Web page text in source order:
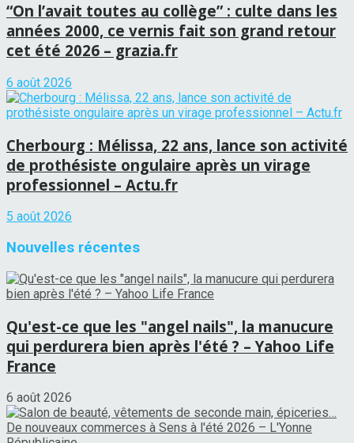
“On l’avait toutes au collège” : culte dans les
années 2000, ce vernis fait son grand retour
cet été 2026 – grazia.fr
6 août 2026
Cherbourg : Mélissa, 22 ans, lance son activité
de prothésiste ongulaire après un virage
professionnel – Actu.fr
5 août 2026
Nouvelles récentes
Qu'est-ce que les "angel nails", la manucure
qui perdurera bien après l'été ? – Yahoo Life
France
6 août 2026